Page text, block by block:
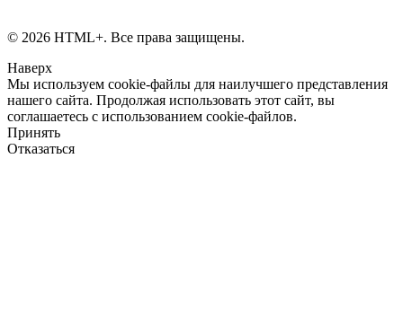
© 2026 HTML+. Все права защищены.
Наверх
Мы используем cookie-файлы для наилучшего представления
нашего сайта. Продолжая использовать этот сайт, вы
соглашаетесь с использованием cookie-файлов.
Принять
Отказаться